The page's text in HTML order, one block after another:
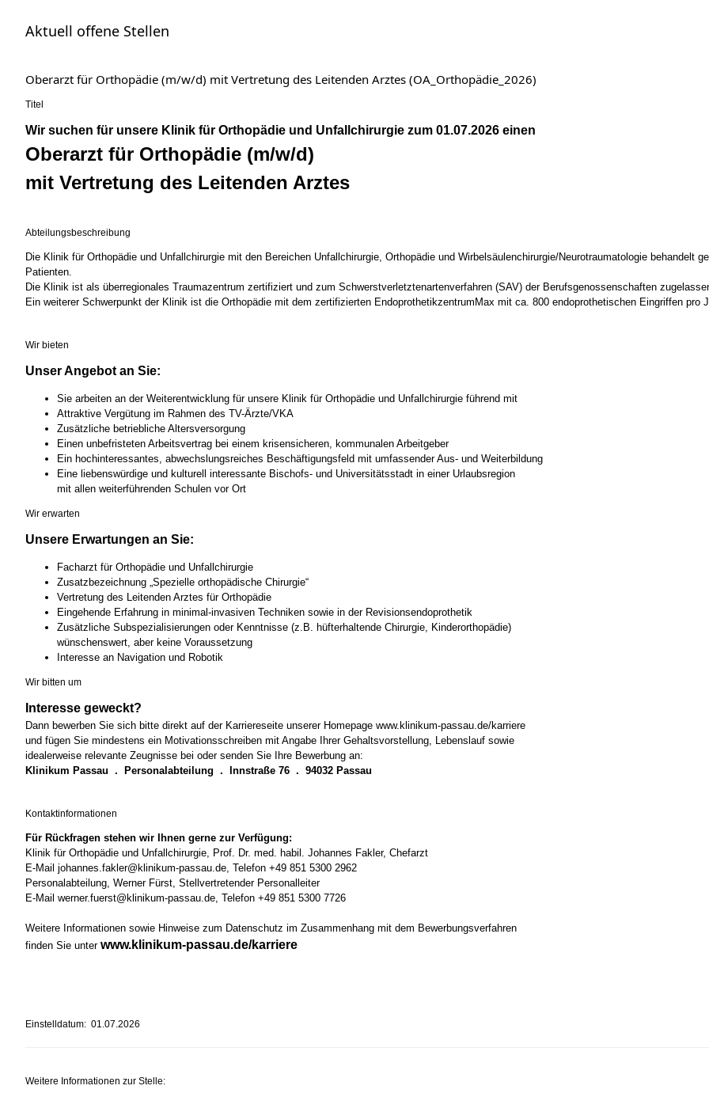
Aktuell offene Stellen
Oberarzt für Orthopädie (m/w/d) mit Vertretung des Leitenden Arztes (OA_Orthopädie_2026)
Titel
Wir suchen für unsere Klinik für Orthopädie und Unfallchirurgie zum 01.07.2026 einen
Oberarzt für Orthopädie (m/w/d)
mit Vertretung des Leitenden Arztes
Abteilungsbeschreibung
Die Klinik für Orthopädie und Unfallchirurgie mit den Bereichen Unfallchirurgie, Orthopädie und Wirbelsäulenchirurgie/Neurotraumatologie behandelt
Patienten.
Die Klinik ist als überregionales Traumazentrum zertifiziert und zum Schwerstverletztenartenverfahren (SAV) der Berufsgenossenschaften
Ein weiterer Schwerpunkt der Klinik ist die Orthopädie mit dem zertifizierten EndoprothetikzentrumMax mit ca. 800 endoprothetischen Eingriffen pro
Wir bieten
Unser Angebot an Sie:
Sie arbeiten an der Weiterentwicklung für unsere Klinik für Orthopädie und Unfallchirurgie führend mit
Attraktive Vergütung im Rahmen des TV-Ärzte/VKA
Zusätzliche betriebliche Altersversorgung
Einen unbefristeten Arbeitsvertrag bei einem krisensicheren, kommunalen Arbeitgeber
Ein hochinteressantes, abwechslungsreiches Beschäftigungsfeld mit umfassender Aus- und Weiterbildung
Eine liebenswürdige und kulturell interessante Bischofs- und Universitätsstadt in einer Urlaubsregion
mit allen weiterführenden Schulen vor Ort
Wir erwarten
Unsere Erwartungen an Sie:
Facharzt für Orthopädie und Unfallchirurgie
Zusatzbezeichnung „Spezielle orthopädische Chirurgie“
Vertretung des Leitenden Arztes für Orthopädie
Eingehende Erfahrung in minimal-invasiven Techniken sowie in der Revisionsendoprothetik
Zusätzliche Subspezialisierungen oder Kenntnisse (z.B. hüfterhaltende Chirurgie, Kinderorthopädie)
wünschenswert, aber keine Voraussetzung
Interesse an Navigation und Robotik
Wir bitten um
Interesse geweckt?
Dann bewerben Sie sich bitte direkt auf der Karriereseite unserer Homepage www.klinikum-passau.de/karriere
und fügen Sie mindestens ein Motivationsschreiben mit Angabe Ihrer Gehaltsvorstellung, Lebenslauf sowie
idealerweise relevante Zeugnisse bei oder senden Sie Ihre Bewerbung an:
Klinikum Passau . Personalabteilung . Innstraße 76 . 94032 Passau
Kontaktinformationen
Für Rückfragen stehen wir Ihnen gerne zur Verfügung:
Klinik für Orthopädie und Unfallchirurgie, Prof. Dr. med. habil. Johannes Fakler, Chefarzt
E-Mail johannes.fakler@klinikum-passau.de, Telefon +49 851 5300 2962
Personalabteilung, Werner Fürst, Stellvertretender Personalleiter
E-Mail werner.fuerst@klinikum-passau.de, Telefon +49 851 5300 7726
Weitere Informationen sowie Hinweise zum Datenschutz im Zusammenhang mit dem Bewerbungsverfahren
finden Sie unter www.klinikum-passau.de/karriere
Einstelldatum: 01.07.2026
Weitere Informationen zur Stelle: